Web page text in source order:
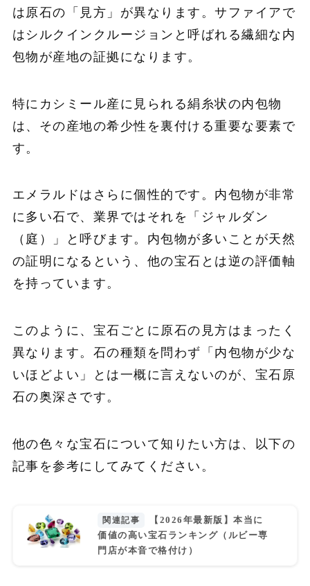
は原石の「見方」が異なります。サファイアで
はシルクインクルージョンと呼ばれる繊細な内
包物が産地の証拠になります。
特にカシミール産に見られる絹糸状の内包物
は、その産地の希少性を裏付ける重要な要素で
す。
エメラルドはさらに個性的です。内包物が非常
に多い石で、業界ではそれを「ジャルダン
（庭）」と呼びます。内包物が多いことが天然
の証明になるという、他の宝石とは逆の評価軸
を持っています。
このように、宝石ごとに原石の見方はまったく
異なります。石の種類を問わず「内包物が少な
いほどよい」とは一概に言えないのが、宝石原
石の奥深さです。
他の色々な宝石について知りたい方は、以下の
記事を参考にしてみてください。
【2026年最新版】本当に
価値の高い宝石ランキング（ルビー専
門店が本音で格付け）